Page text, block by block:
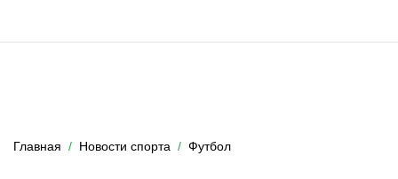
Главная Новости спорта Футбол